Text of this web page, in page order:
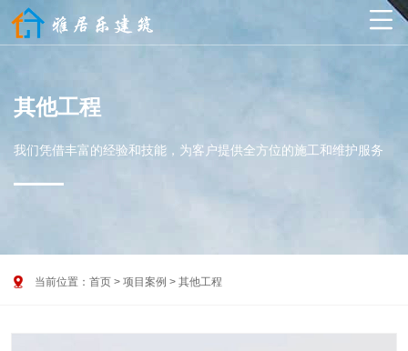

其他工程
我们凭借丰富的经验和技能，为客户提供全方位的施工和维护服务
 当前位置： 首页 > 项目案例 > 其他工程